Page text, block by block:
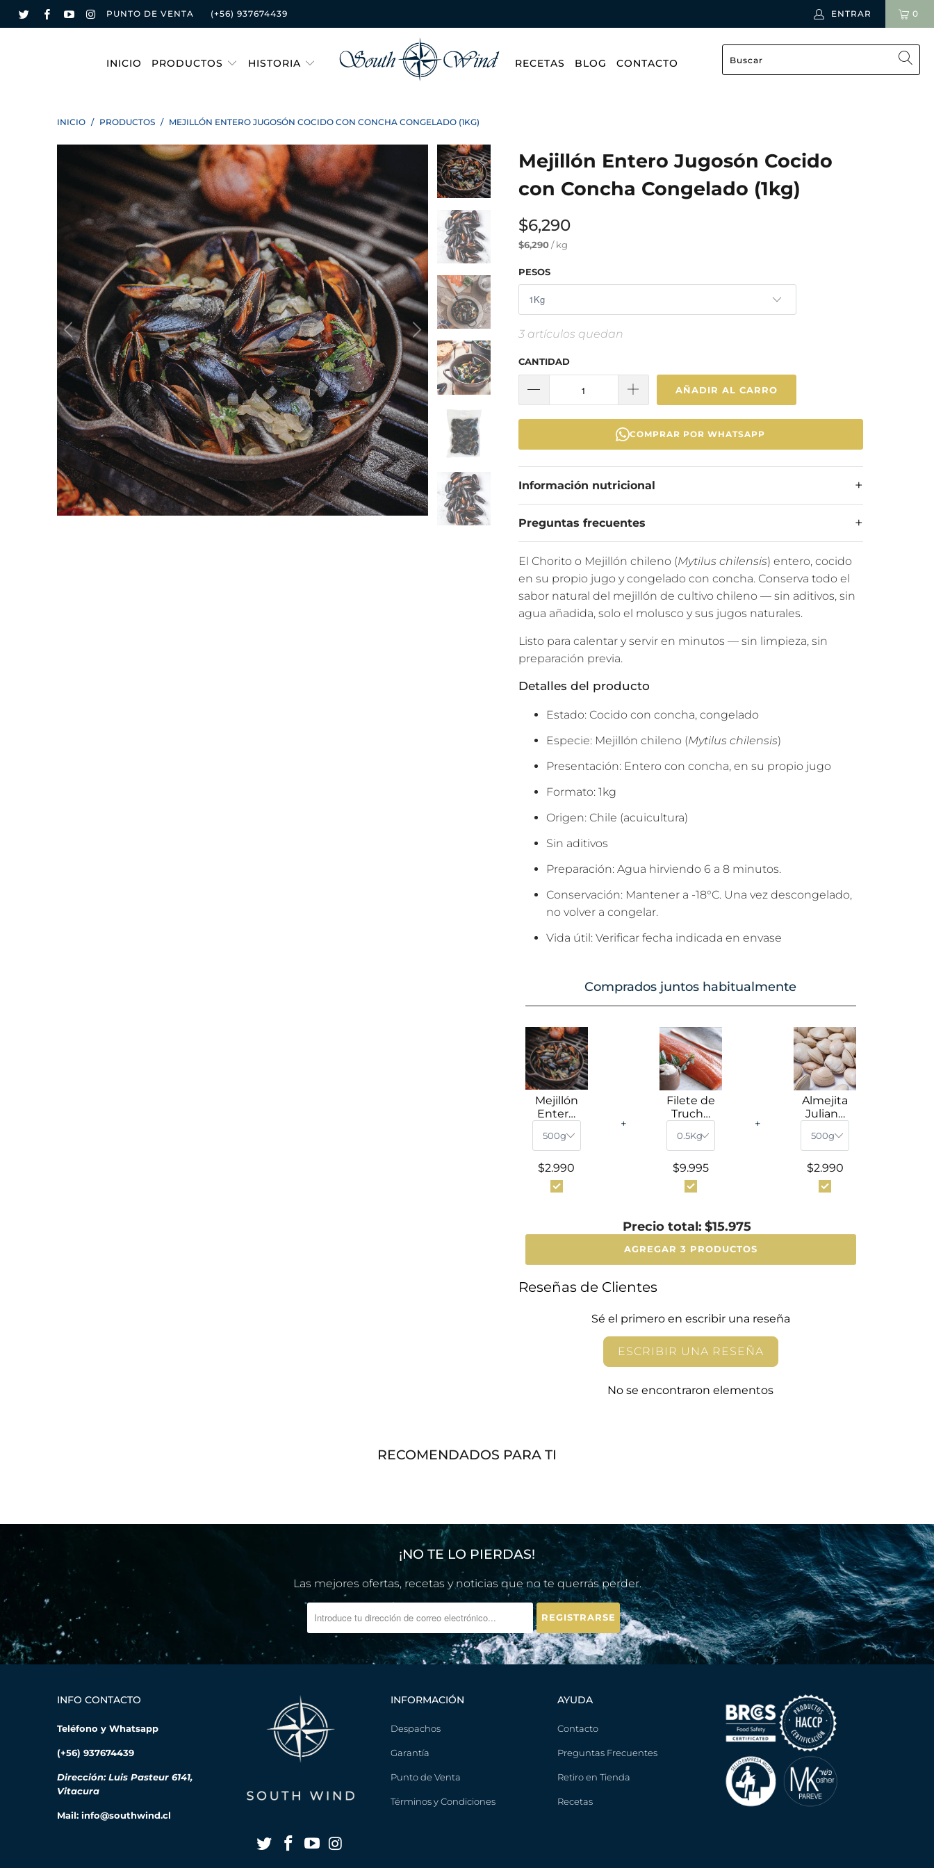
PUNTO DE VENTA (+56) 937674439 ENTRAR 0
INICIO PRODUCTOS HISTORIA RECETAS BLOG CONTACTO
INICIO / PRODUCTOS / MEJILLÓN ENTERO JUGOSÓN COCIDO CON CONCHA CONGELADO (1KG)
Mejillón Entero Jugosón Cocido
con Concha Congelado (1kg)
$6,290
$6,290 / kg
PESOS
3 artículos quedan
CANTIDAD
AÑADIR AL CARRO
COMPRAR POR WHATSAPP
Información nutricional
Preguntas frecuentes
El Chorito o Mejillón chileno (Mytilus chilensis) entero, cocido
en su propio jugo y congelado con concha. Conserva todo el
sabor natural del mejillón de cultivo chileno — sin aditivos, sin
agua añadida, solo el molusco y sus jugos naturales.
Listo para calentar y servir en minutos — sin limpieza, sin
preparación previa.
Detalles del producto
Estado: Cocido con concha, congelado
Especie: Mejillón chileno (Mytilus chilensis)
Presentación: Entero con concha, en su propio jugo
Formato: 1kg
Origen: Chile (acuicultura)
Sin aditivos
Preparación: Agua hirviendo 6 a 8 minutos.
Conservación: Mantener a -18°C. Una vez descongelado,
no volver a congelar.
Vida útil: Verificar fecha indicada en envase
Comprados juntos habitualmente
Mejillón
Entero
Cocido
con
Concha
Congela
do (1kg)
$2.990
+
Filete de
Trucha
Premiu
m
Fresca
con Piel
$9.995
+
Almejita
Juliana
Concha
Congela
da
(500g –
1kg)
$2.990
Precio total: $15.975
AGREGAR 3 PRODUCTOS
Reseñas de Clientes
Sé el primero en escribir una reseña
ESCRIBIR UNA RESEÑA
No se encontraron elementos
RECOMENDADOS PARA TI
¡NO TE LO PIERDAS!
Las mejores ofertas, recetas y noticias que no te querrás perder.
INFO CONTACTO
Teléfono y Whatsapp
(+56) 937674439
Dirección: Luis Pasteur 6141,
Vitacura
Mail: info@southwind.cl
INFORMACIÓN
Despachos
Garantía
Punto de Venta
Términos y Condiciones
AYUDA
Contacto
Preguntas Frecuentes
Retiro en Tienda
Recetas